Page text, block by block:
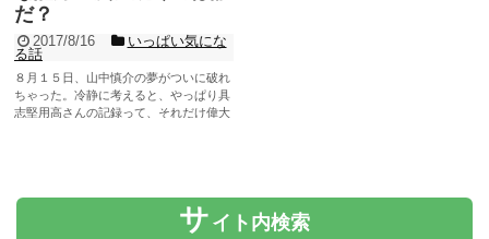
だ？
2017/8/16
いっぱい気にな
る話
８月１５日、山中慎介の夢がついに破れ
ちゃった。冷静に考えると、やっぱり具
志堅用高さんの記録って、それだけ偉大
サ イト内検索